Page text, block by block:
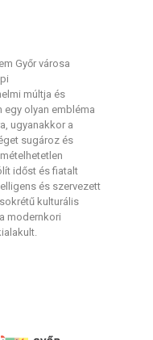
Győr városa
múltja és
egy olyan embléma
ugyanakkor a
sugároz és
időst és fiatalt
és szervezett
kulturális
modernkori